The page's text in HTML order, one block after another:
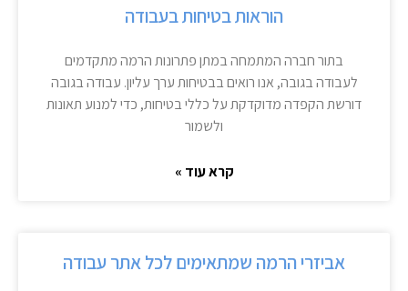
הוראות בטיחות בעבודה
בתור חברה המתמחה במתן פתרונות הרמה מתקדמים
לעבודה בגובה, אנו רואים בבטיחות ערך עליון. עבודה בגובה
דורשת הקפדה מדוקדקת על כללי בטיחות, כדי למנוע תאונות
ולשמור
קרא עוד »
אביזרי הרמה שמתאימים לכל אתר עבודה